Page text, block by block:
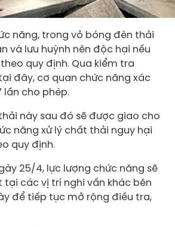
năng, trong vỏ bóng đèn thải
và lưu huỳnh nên độc hại nếu
quy định. Qua kiểm tra
đây, cơ quan chức năng xác
lần cho phép.
này sau đó sẽ được giao cho
năng xử lý chất thải nguy hại
quy định.
25/4, lực lượng chức năng sẽ
các vị trí nghi vấn khác bên
để tiếp tục mở rộng điều tra,